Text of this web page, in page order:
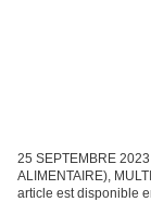
25 SEPTEMBRE
ALIMENTAIRE),
article est disponible